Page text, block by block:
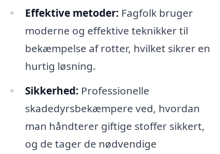
Effektive metoder: Fagfolk bruger
moderne og effektive teknikker til
bekæmpelse af rotter, hvilket sikrer en
hurtig løsning.
Sikkerhed: Professionelle
skadedyrsbekæmpere ved, hvordan
man håndterer giftige stoffer sikkert,
og de tager de nødvendige